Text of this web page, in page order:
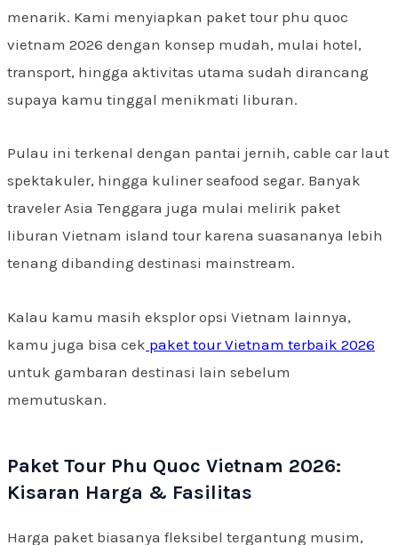
menarik. Kami menyiapkan paket tour phu quoc
vietnam 2026 dengan konsep mudah, mulai hotel,
transport, hingga aktivitas utama sudah dirancang
supaya kamu tinggal menikmati liburan.
Pulau ini terkenal dengan pantai jernih, cable car laut
spektakuler, hingga kuliner seafood segar. Banyak
traveler Asia Tenggara juga mulai melirik paket
liburan Vietnam island tour karena suasananya lebih
tenang dibanding destinasi mainstream.
Kalau kamu masih eksplor opsi Vietnam lainnya,
kamu juga bisa cek paket tour Vietnam terbaik 2026
untuk gambaran destinasi lain sebelum
memutuskan.
Paket Tour Phu Quoc Vietnam 2026:
Kisaran Harga & Fasilitas
Harga paket biasanya fleksibel tergantung musim,